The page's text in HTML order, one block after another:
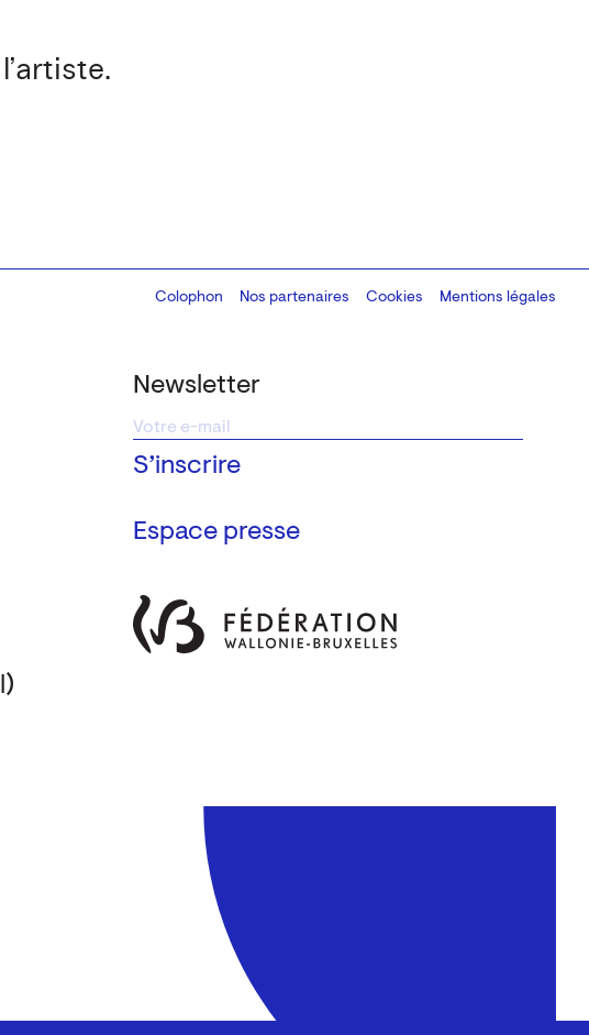
Newsletter
Espace presse
Colophon
Design:Marcel Kaczmarek, code:8080.studio
Nos partenaires Cookies Mentions légales